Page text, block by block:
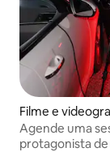
Filme e
Agende uma
protagonista